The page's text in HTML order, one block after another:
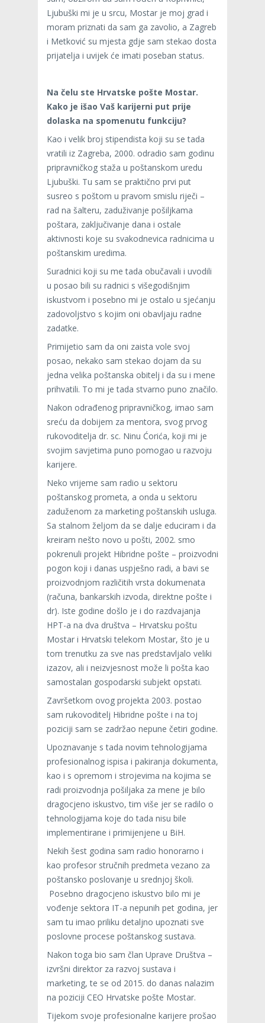
Ljubuški mi je u srcu, Mostar je moj grad i
moram priznati da sam ga zavolio, a Zagreb
i Metković su mjesta gdje sam stekao dosta
prijatelja i uvijek će imati poseban status.
Na čelu ste Hrvatske pošte Mostar.
Kako je išao Vaš karijerni put prije
dolaska na spomenutu funkciju?
Kao i velik broj stipendista koji su se tada
vratili iz Zagreba, 2000. odradio sam godinu
pripravničkog staža u poštanskom uredu
Ljubuški. Tu sam se praktično prvi put
susreo s poštom u pravom smislu riječi –
rad na šalteru, zaduživanje pošiljkama
poštara, zaključivanje dana i ostale
aktivnosti koje su svakodnevica radnicima u
poštanskim uredima.
Suradnici koji su me tada obučavali i uvodili
u posao bili su radnici s višegodišnjim
iskustvom i posebno mi je ostalo u sjećanju
zadovoljstvo s kojim oni obavljaju radne
zadatke.
Primijetio sam da oni zaista vole svoj
posao, nekako sam stekao dojam da su
jedna velika poštanska obitelj i da su i mene
prihvatili. To mi je tada stvarno puno značilo.
Nakon odrađenog pripravničkog, imao sam
sreću da dobijem za mentora, svog prvog
rukovoditelja dr. sc. Ninu Ćorića, koji mi je
svojim savjetima puno pomogao u razvoju
karijere.
Neko vrijeme sam radio u sektoru
poštanskog prometa, a onda u sektoru
zaduženom za marketing poštanskih usluga.
Sa stalnom željom da se dalje educiram i da
kreiram nešto novo u pošti, 2002. smo
pokrenuli projekt Hibridne pošte – proizvodni
pogon koji i danas uspješno radi, a bavi se
proizvodnjom različitih vrsta dokumenata
(računa, bankarskih izvoda, direktne pošte i
dr). Iste godine došlo je i do razdvajanja
HPT-a na dva društva – Hrvatsku poštu
Mostar i Hrvatski telekom Mostar, što je u
tom trenutku za sve nas predstavljalo veliki
izazov, ali i neizvjesnost može li pošta kao
samostalan gospodarski subjekt opstati.
Završetkom ovog projekta 2003. postao
sam rukovoditelj Hibridne pošte i na toj
poziciji sam se zadržao nepune četiri godine.
Upoznavanje s tada novim tehnologijama
profesionalnog ispisa i pakiranja dokumenta,
kao i s opremom i strojevima na kojima se
radi proizvodnja pošiljaka za mene je bilo
dragocjeno iskustvo, tim više jer se radilo o
tehnologijama koje do tada nisu bile
implementirane i primijenjene u BiH.
Nekih šest godina sam radio honorarno i
kao profesor stručnih predmeta vezano za
poštansko poslovanje u srednjoj školi.
Posebno dragocjeno iskustvo bilo mi je
vođenje sektora IT-a nepunih pet godina, jer
sam tu imao priliku detaljno upoznati sve
poslovne procese poštanskog sustava.
Nakon toga bio sam član Uprave Društva –
izvršni direktor za razvoj sustava i
marketing, te se od 2015. do danas nalazim
na poziciji CEO Hrvatske pošte Mostar.
Tijekom svoje profesionalne karijere prošao